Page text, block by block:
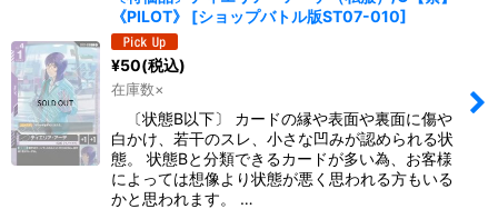
《PILOT》
[ショップバトル版ST07-010]
¥50(税込)
在庫数×
〔状態B以下〕 カードの縁や表面や裏面に傷や
白かけ、若干のスレ、小さな凹みが認められる状
態。 状態Bと分類できるカードが多い為、お客様
によっては想像より状態が悪く思われる方もいる
かと思われます。 …